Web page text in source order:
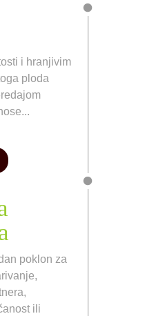
i hranjivim
ploda
poklon za
ili